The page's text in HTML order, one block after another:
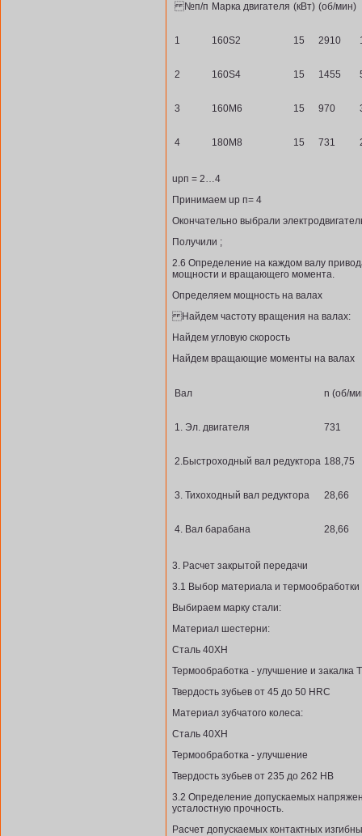
№п/п Марка двигателя (кВт) (об/мин)
1 160S2 15 2910
2 160S4 15 1455
3 160M6 15 970
4 180М8 15 731
uрп = 2…4
Принимаем uр п= 4
Окончательно выбрали
Получили ;
2.6 Определение на каждом валу
мощности и вращающего момента.
Определяем мощность на валах
Найдем частоту вращения на валах:
Найдем угловую скорость
Найдем вращающие моменты на валах
Вал n (об/
1. Эл. двигателя 731
2.Быстроходный вал редуктора 188,75
3. Тихоходный вал редуктора 28,66
4. Вал барабана 28,66
3. Расчет закрытой передачи
3.1 Выбор материала и термообработки
Выбираем марку стали:
Материал шестерни:
Сталь 40ХН
Термообработка - улучшение и закалка
Твердость зубьев от 45 до 50 HRC
Материал зубчатого колеса:
Сталь 40ХН
Термообработка - улучшение
Твердость зубьев от 235 до 262 HB
3.2 Определение допускаемых
усталостную прочность.
Расчет допускаемых контактных